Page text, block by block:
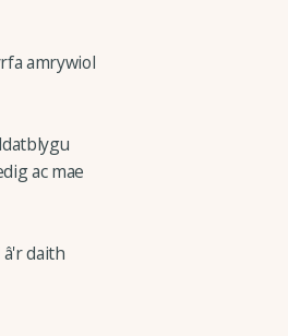
amrywiol
ac mae
daith